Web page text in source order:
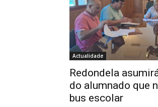
Actualidade
Redondela
do alumnado que
bus escolar